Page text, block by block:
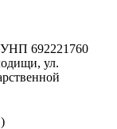
692221760
ул.